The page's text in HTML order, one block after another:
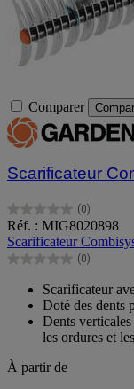
Comparer
Scarificateur
(0)
0.0
sur
5
étoiles.
Réf. : MIG8020898
Scarificateur
(0)
0.0
étoiles.
Scarificateur
Doté des dents
Dents
les ordures et
À partir de